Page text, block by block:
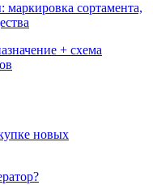
сортамента,
+ схема
новых